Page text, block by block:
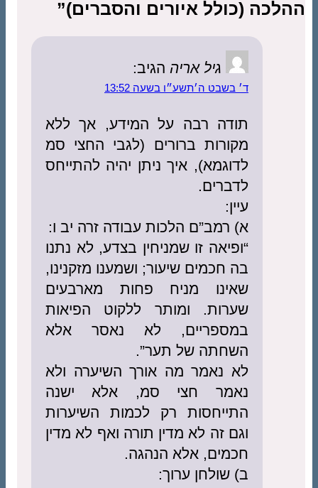
ההלכה (כולל איורים והסברים)”
גיל אריה הגיב:
ד׳ בשבט ה׳תשע״ו בשעה 13:52
תודה רבה על המידע, אך ללא
מקורות ברורים (לגבי החצי סמ
לדוגמא), איך ניתן יהיה להתייחס
לדברים.
עיין:
א) רמב”ם הלכות עבודה זרה יב ו:
“ופיאה זו שמניחין בצדע, לא נתנו
בה חכמים שיעור; ושמענו מזקנינו,
שאינו מניח פחות מארבעים
שערות. ומותר ללקוט הפיאות
במספריים, לא נאסר אלא
השחתה של תער”.
לא נאמר מה אורך השיערה ולא
נאמר חצי סמ, אלא ישנה
התייחסות רק לכמות השיערות
וגם זה לא מדין תורה ואף לא מדין
חכמים, אלא הנהגה.
ב) שולחן ערוך: